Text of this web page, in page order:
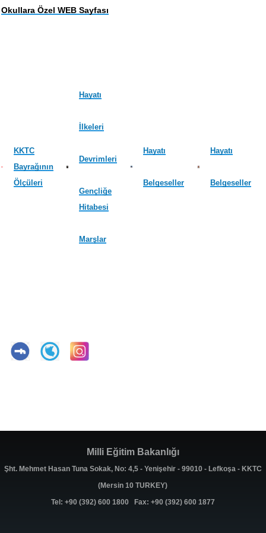
Okullara Özel WEB Sayfası
KKTC
Bayrağının
Ölçüleri
Hayatı
İlkeleri
Devrimleri
Gençliğe
Hitabesi
Marşlar
Hayatı
Belgeseller
Hayatı
Belgeseller
Milli Eğitim Bakanlığı
Şht. Mehmet Hasan Tuna Sokak, No: 4,5 - Yenişehir - 99010 - Lefkoşa - KKTC
(Mersin 10 TURKEY)
Tel: +90 (392) 600 1800 Fax: +90 (392) 600 1877